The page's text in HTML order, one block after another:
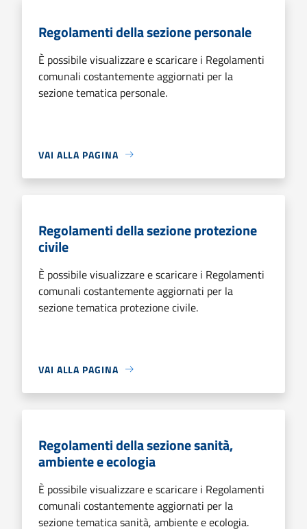
Regolamenti della sezione personale
È possibile visualizzare e scaricare i Regolamenti
comunali costantemente aggiornati per la
sezione tematica personale.
VAI ALLA PAGINA
Regolamenti della sezione protezione
civile
È possibile visualizzare e scaricare i Regolamenti
comunali costantemente aggiornati per la
sezione tematica protezione civile.
VAI ALLA PAGINA
Regolamenti della sezione sanità,
ambiente e ecologia
È possibile visualizzare e scaricare i Regolamenti
comunali costantemente aggiornati per la
sezione tematica sanità, ambiente e ecologia.